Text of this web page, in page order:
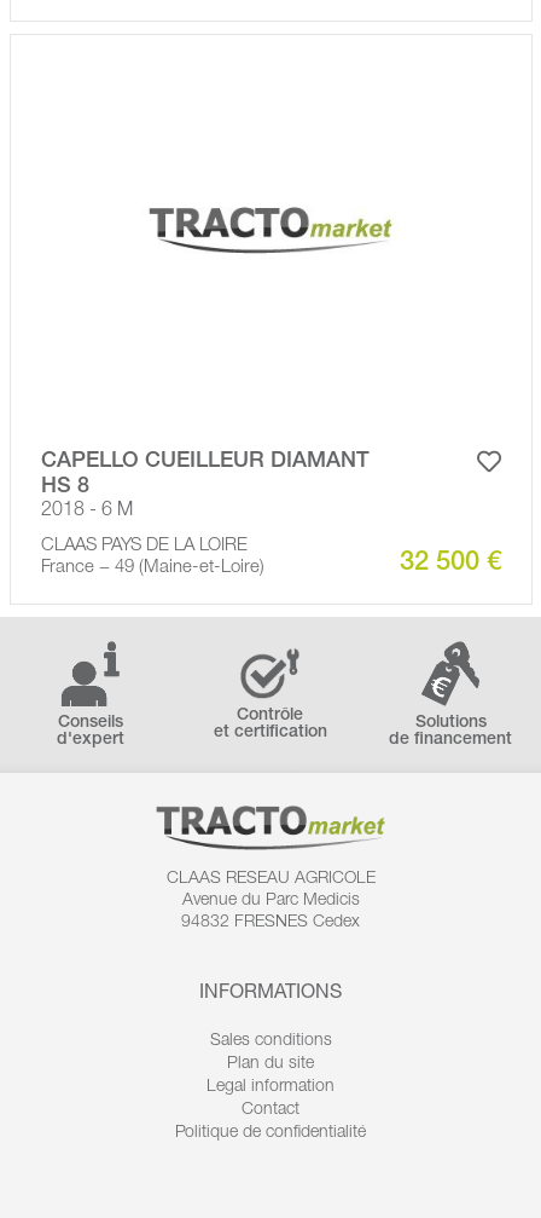
CAPELLO CUEILLEUR DIAMANT
HS 8
2018 - 6 M
CLAAS PAYS DE LA LOIRE
France − 49 (Maine-et-Loire)
32 500 €
Conseils
d'expert
Contrôle
et certification
Solutions
de financement
CLAAS RESEAU AGRICOLE
Avenue du Parc Medicis
94832 FRESNES Cedex
INFORMATIONS
Sales conditions
Plan du site
Legal information
Contact
Politique de confidentialité